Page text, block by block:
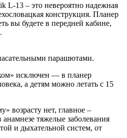
L-13 – это невероятно надежная
конструкция. Планер
вы будете в передней кабине,
парашютами.
исключен — в планер
а детям можно летать с 15
возрасту нет, главное –
тяжелые заболевания
и дыхательной систем, от